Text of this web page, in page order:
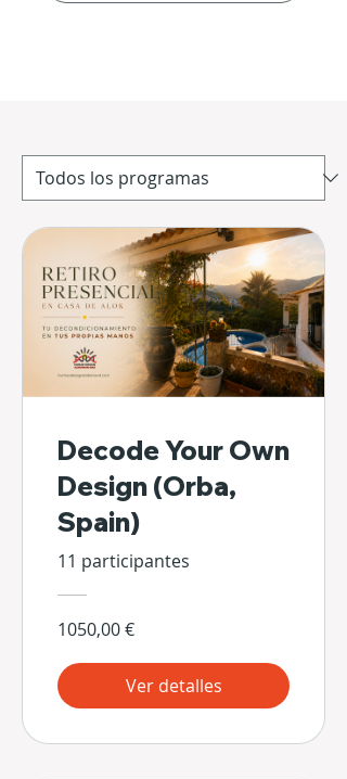
Decode Your Own
Design (Orba,
Spain)
11 participantes
1050,00 €
Ver detalles